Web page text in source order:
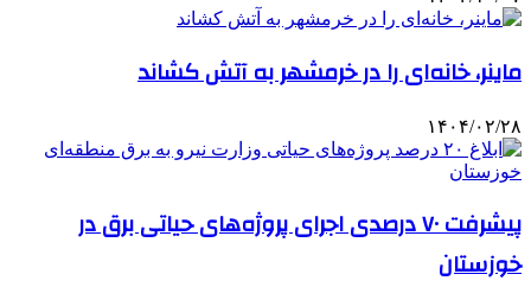
ماینر، خانه‌ای را در خرمشهر به آتش کشاند
۱۴۰۴/۰۲/۲۸
پیشرفت ۷۰ درصدی اجرای پروژه‌های حیاتی برق در
خوزستان